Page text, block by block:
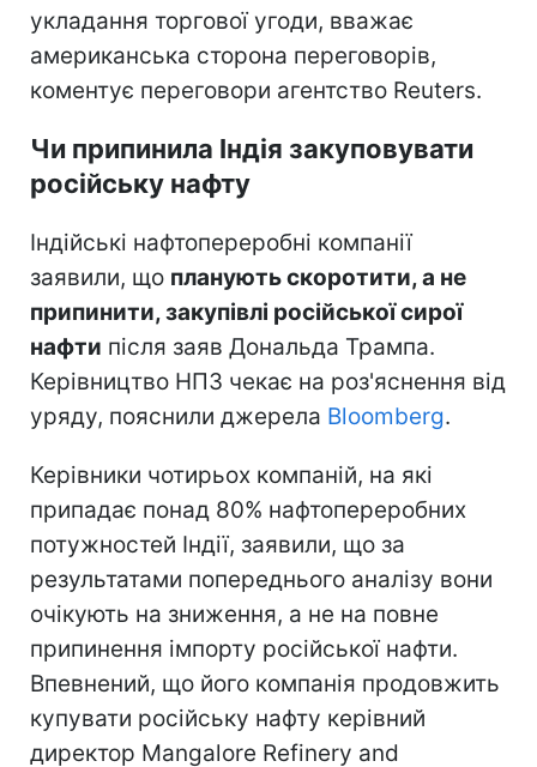
укладання торгової угоди, вважає
американська сторона переговорів,
коментує переговори агентство Reuters.
Чи припинила Індія закуповувати
російську нафту
Індійські нафтопереробні компанії
заявили, що планують скоротити, а не
припинити, закупівлі російської сирої
нафти після заяв Дональда Трампа.
Керівництво НПЗ чекає на роз'яснення від
уряду, пояснили джерела Bloomberg.
Керівники чотирьох компаній, на які
припадає понад 80% нафтопереробних
потужностей Індії, заявили, що за
результатами попереднього аналізу вони
очікують на зниження, а не на повне
припинення імпорту російської нафти.
Впевнений, що його компанія продовжить
купувати російську нафту керівний
директор Mangalore Refinery and